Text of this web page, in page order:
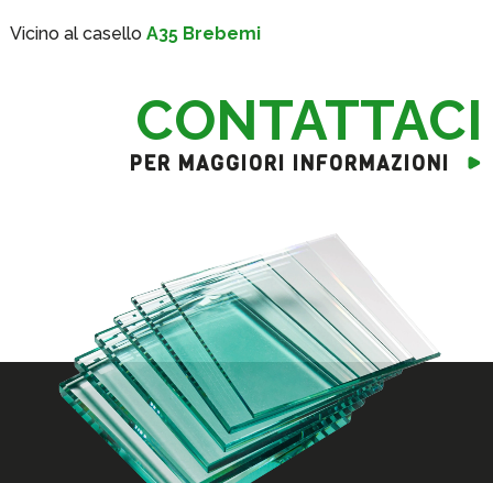
Vicino al casello A35 Brebemi
CONTATTACI
PER MAGGIORI INFORMAZIONI